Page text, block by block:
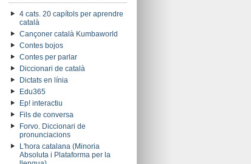
4 cats. 20 capítols per aprendre
català
Cançoner català Kumbaworld
Contes bojos
Contes per parlar
Diccionari de català
Dictats en línia
Edu365
Ep! interactiu
Fils de conversa
Forvo. Diccionari de
pronunciacions
L'hora catalana (Minoria
Absoluta i Plataforma per la